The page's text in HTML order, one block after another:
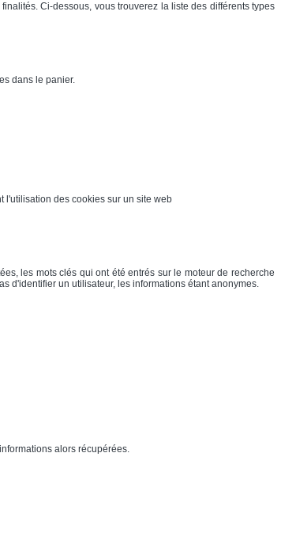
Ci-dessous, vous trouverez la liste des différents types
dans le panier.
l'utilisation des cookies sur un site web
les mots clés qui ont été entrés sur le moteur de recherche
d'identifier un utilisateur, les informations étant anonymes.
alors récupérées.